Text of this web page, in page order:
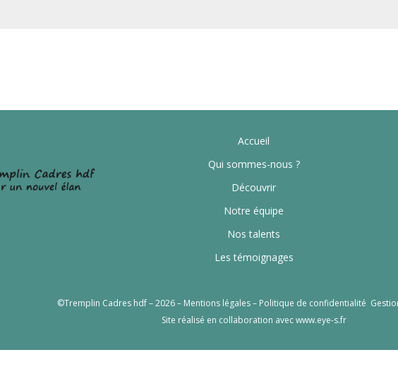
Accueil
Qui sommes-nous ?
Découvrir
Notre équipe
Nos talents
Les témoignages
©Tremplin Cadres hdf – 2026 – Mentions légales– Politique de confidentialité
Site réalisé en collaboration avecwww.eye-s.fr